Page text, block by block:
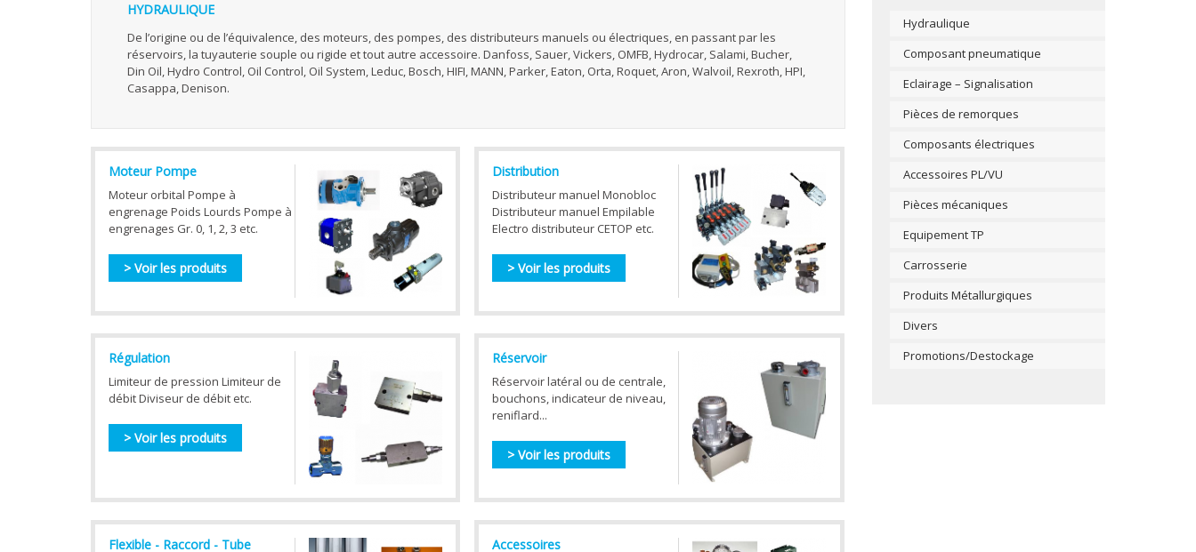
HYDRAULIQUE
De l’origine ou de l’équivalence, des moteurs, des pompes, des distributeurs manuels ou électriques, en passant par les
réservoirs, la tuyauterie souple ou rigide et tout autre accessoire. Danfoss, Sauer, Vickers, OMFB, Hydrocar, Salami, Bucher,
Din Oil, Hydro Control, Oil Control, Oil System, Leduc, Bosch, HIFI, MANN, Parker, Eaton, Orta, Roquet, Aron, Walvoil, Rexroth, HPI,
Casappa, Denison.
Moteur Pompe
Moteur orbital Pompe à
engrenage Poids Lourds Pompe à
engrenages Gr. 0, 1, 2, 3 etc.
> Voir les produits
Distribution
Distributeur manuel Monobloc
Distributeur manuel Empilable
Electro distributeur CETOP etc.
> Voir les produits
Régulation
Limiteur de pression Limiteur de
débit Diviseur de débit etc.
> Voir les produits
Réservoir
Réservoir latéral ou de centrale,
bouchons, indicateur de niveau,
reniflard...
> Voir les produits
Flexible - Raccord - Tube Accessoires
Hydraulique
Composant pneumatique
Eclairage – Signalisation
Pièces de remorques
Composants électriques
Accessoires PL/VU
Pièces mécaniques
Equipement TP
Carrosserie
Produits Métallurgiques
Divers
Promotions/Destockage